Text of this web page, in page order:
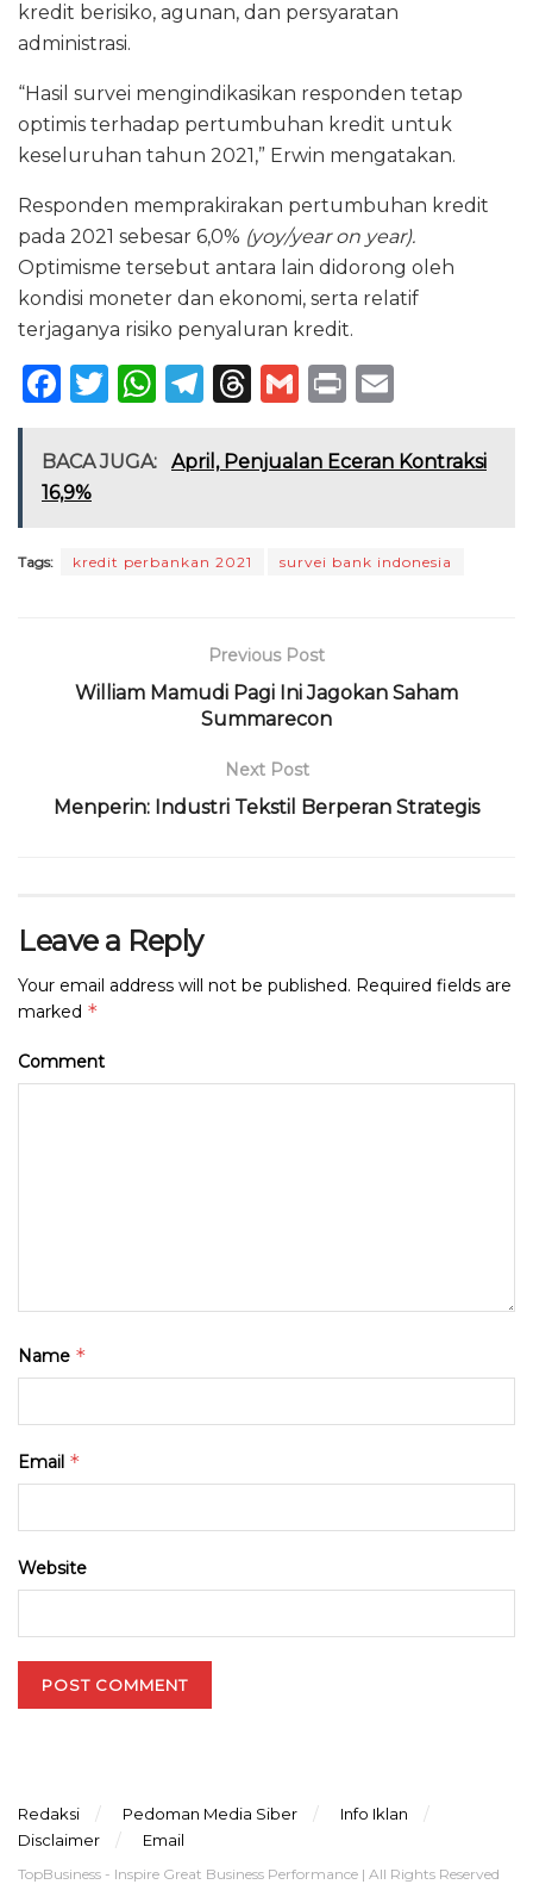
kredit berisiko, agunan, dan persyaratan
administrasi.
“Hasil survei mengindikasikan responden tetap
optimis terhadap pertumbuhan kredit untuk
keseluruhan tahun 2021,” Erwin mengatakan.
Responden memprakirakan pertumbuhan kredit
pada 2021 sebesar 6,0% (yoy/year on year).
Optimisme tersebut antara lain didorong oleh
kondisi moneter dan ekonomi, serta relatif
terjaganya risiko penyaluran kredit.
F
c
e
o
T
it
W
a
p
T
e
m
T
re
G
ai
P
n ai
BACA JUGA:
April, Penjualan Eceran Kontraksi
16,9%
Tags: kredit perbankan 2021 survei bank indonesia
Previous Post
William Mamudi Pagi Ini Jagokan Saham
Summarecon
Next Post
Menperin: Industri Tekstil Berperan Strategis
Leave a Reply
Your email address will not be published. Required fields are
marked *
Comment
Name *
Email *
Website
Redaksi Pedoman Media Siber
Info Iklan
Disclaimer
Email
TopBusiness - Inspire Great Business Performance | All Rights Reserved